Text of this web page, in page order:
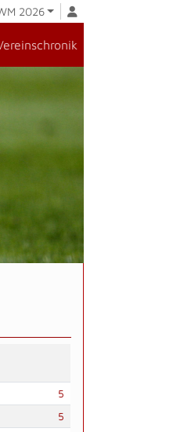
2026
5
5